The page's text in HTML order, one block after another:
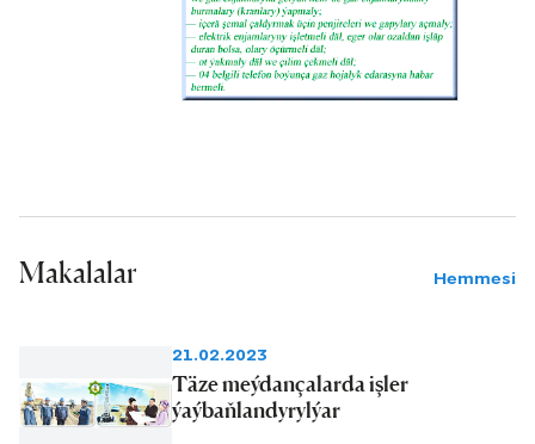
Makalalar Hemmesi
21.02.2023
Täze meýdançalarda işler
ýaýbaňlandyrylýar